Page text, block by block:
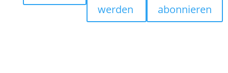
werden
abonnieren